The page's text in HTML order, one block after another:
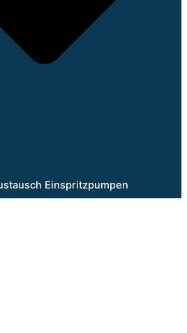
Einspritzpumpen